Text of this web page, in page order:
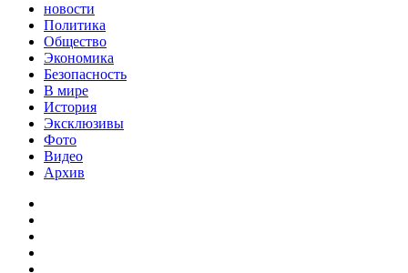
новости
Политика
Общество
Экономика
Безопасность
В мире
История
Эксклюзивы
Фото
Видео
Архив